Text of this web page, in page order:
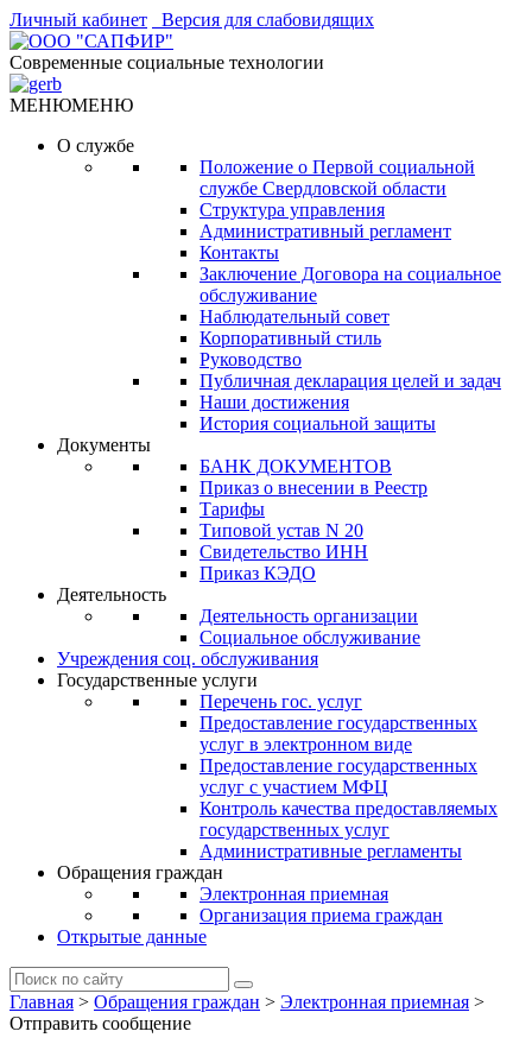
Личный кабинет Версия для слабовидящих
Современные социальные технологии
МЕНЮМЕНЮ
О службе
Положение о Первой социальной
службе Свердловской области
Структура управления
Административный регламент
Контакты
Заключение Договора на социальное
обслуживание
Наблюдательный совет
Корпоративный стиль
Руководство
Публичная декларация целей и задач
Наши достижения
История социальной защиты
Документы
БАНК ДОКУМЕНТОВ
Приказ о внесении в Реестр
Тарифы
Типовой устав N 20
Свидетельство ИНН
Приказ КЭДО
Деятельность
Деятельность организации
Социальное обслуживание
Учреждения соц. обслуживания
Государственные услуги
Перечень гос. услуг
Предоставление государственных
услуг в электронном виде
Предоставление государственных
услуг с участием МФЦ
Контроль качества предоставляемых
государственных услуг
Административные регламенты
Обращения граждан
Электронная приемная
Организация приема граждан
Открытые данные
Главная > Обращения граждан > Электронная приемная >
Отправить сообщение